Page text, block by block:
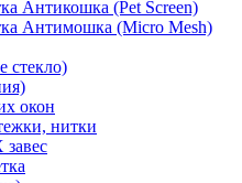
Антикошка (Pet Screen)
Антимошка (Micro Mesh)
стекло)
окон
нитки